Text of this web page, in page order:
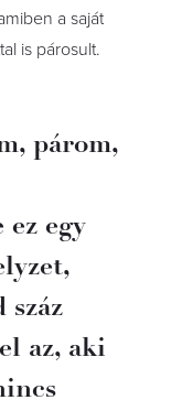
a saját
is párosult.
párom,
egy
száz
az, aki